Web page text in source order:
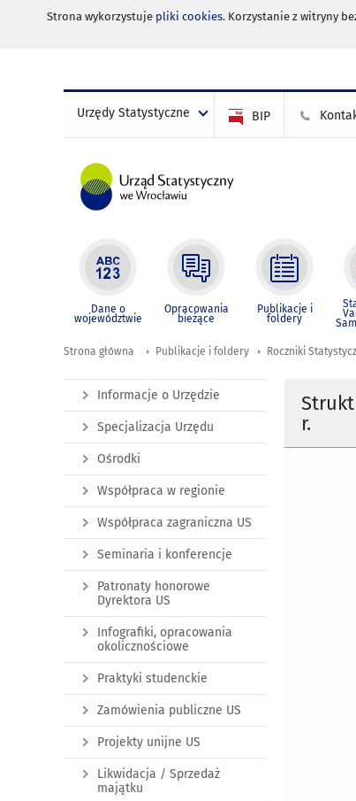
Strona wykorzystuje pliki cookies. Korzystanie z witryny
Urzędy Statystyczne BIP
Dane o
województwie
Opracowania
bieżące
Publikacje i
foldery
Strona główna Publikacje i foldery Roczniki
r.
Informacje o Urzędzie
Specjalizacja Urzędu
Ośrodki
Współpraca w regionie
Współpraca zagraniczna US
Seminaria i konferencje
Patronaty honorowe
Dyrektora US
Infografiki, opracowania
okolicznościowe
Praktyki studenckie
Zamówienia publiczne US
Projekty unijne US
Likwidacja / Sprzedaż
majątku